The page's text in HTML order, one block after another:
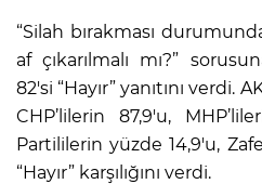
“Silah bırakması
af çıkarılmalı mı?”
82'si “Hayır” yanıtını verdi.
CHP’lilerin 87,9'u,
Partililerin yüzde 14,9'u,
“Hayır” karşılığını verdi.